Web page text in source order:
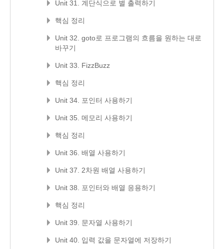
Unit 31. 계단식으로 별 출력하기
핵심 정리
Unit 32. goto로 프로그램의 흐름을 원하는 대로
바꾸기
Unit 33. FizzBuzz
핵심 정리
Unit 34. 포인터 사용하기
Unit 35. 메모리 사용하기
핵심 정리
Unit 36. 배열 사용하기
Unit 37. 2차원 배열 사용하기
Unit 38. 포인터와 배열 응용하기
핵심 정리
Unit 39. 문자열 사용하기
Unit 40. 입력 값을 문자열에 저장하기